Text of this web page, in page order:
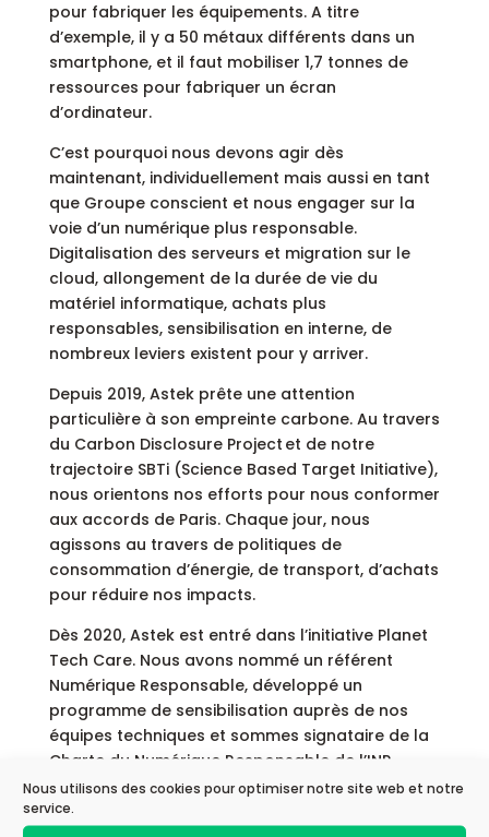
Nous utilisons des cookies pour optimiser notre site web et notre
service.
pour fabriquer les équipements. A titre
d’exemple, il y a 50 métaux différents dans un
smartphone, et il faut mobiliser 1,7 tonnes de
ressources pour fabriquer un écran
d’ordinateur.
C’est pourquoi nous devons agir dès
maintenant, individuellement mais aussi en tant
que Groupe conscient et nous engager sur la
voie d’un numérique plus responsable.
Digitalisation des serveurs et migration sur le
cloud, allongement de la durée de vie du
matériel informatique, achats plus
responsables, sensibilisation en interne, de
nombreux leviers existent pour y arriver.
Depuis 2019, Astek prête une attention
particulière à son empreinte carbone. Au travers
du Carbon Disclosure Project et de notre
trajectoire SBTi (Science Based Target Initiative),
nous orientons nos efforts pour nous conformer
aux accords de Paris. Chaque jour, nous
agissons au travers de politiques de
consommation d’énergie, de transport, d’achats
pour réduire nos impacts.
Dès 2020, Astek est entré dans l’initiative Planet
Tech Care. Nous avons nommé un référent
Numérique Responsable, développé un
programme de sensibilisation auprès de nos
équipes techniques et sommes signataire de la
Charte du Numérique Responsable de l’INR
(Institut du Numérique).
Aujourd’hui, nous souhaitons encore accélérer